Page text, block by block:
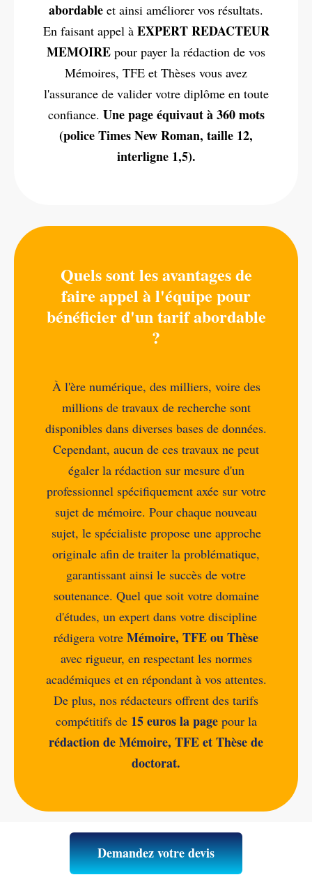
abordable et ainsi améliorer vos résultats.
En faisant appel à EXPERT REDACTEUR
MEMOIRE pour payer la rédaction de vos
Mémoires, TFE et Thèses vous avez
l'assurance de valider votre diplôme en toute
confiance. Une page équivaut à 360 mots
(police Times New Roman, taille 12,
interligne 1,5).
Quels sont les avantages de
faire appel à l'équipe pour
bénéficier d'un tarif abordable
?
À l'ère numérique, des milliers, voire des
millions de travaux de recherche sont
disponibles dans diverses bases de données.
Cependant, aucun de ces travaux ne peut
égaler la rédaction sur mesure d'un
professionnel spécifiquement axée sur votre
sujet de mémoire. Pour chaque nouveau
sujet, le spécialiste propose une approche
originale afin de traiter la problématique,
garantissant ainsi le succès de votre
soutenance. Quel que soit votre domaine
d'études, un expert dans votre discipline
rédigera votre Mémoire, TFE ou Thèse
avec rigueur, en respectant les normes
académiques et en répondant à vos attentes.
De plus, nos rédacteurs offrent des tarifs
compétitifs de 15 euros la pagepour la
rédaction de Mémoire, TFE et Thèse de
doctorat.
Demandez votre devis